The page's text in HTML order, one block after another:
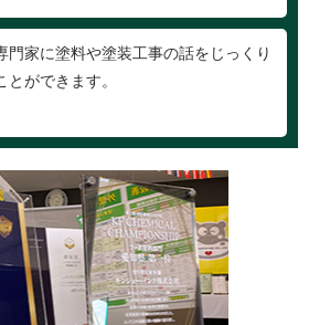
門家に塗料や塗装工事の話をじっくり
とができます。